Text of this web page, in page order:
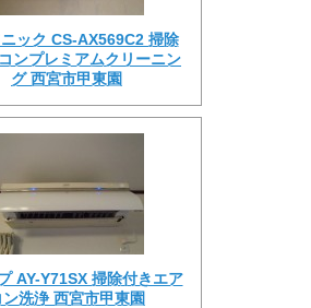
ック CS-AX569C2 掃除
ンプレミアムクリーニン
グ 西宮市甲東園
AY-Y71SX 掃除付きエア
ン洗浄 西宮市甲東園